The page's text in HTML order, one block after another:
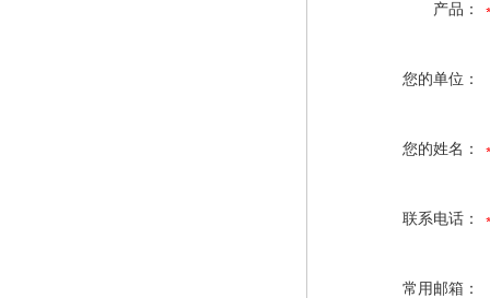
产品：
您的单位：
您的姓名：
联系电话：
常用邮箱：